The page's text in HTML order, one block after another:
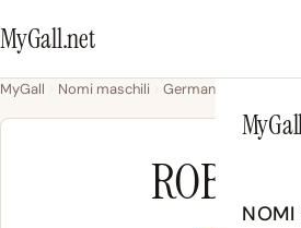
MyGall.net
NOMI
MyGall Nomi maschili Germanico
ROBERT